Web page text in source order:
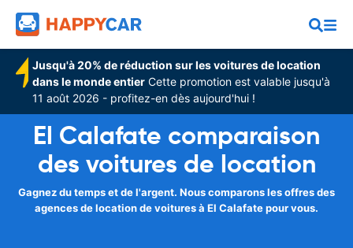
Jusqu'à 20% de réduction sur les voitures de location
dans le monde entier Cette promotion est valable jusqu'à
11 août 2026 - profitez-en dès aujourd'hui !
El Calafate comparaison
des voitures de location
Gagnez du temps et de l'argent. Nous comparons les offres des
agences de location de voitures à El Calafate pour vous.